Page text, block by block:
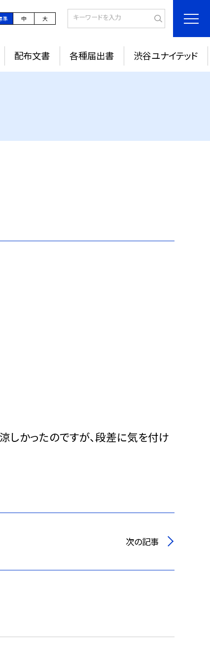
準 中 大
配布文書 各種届出書 渋谷ユナイテッド
しかったのですが、段差に気を付け
次の記事